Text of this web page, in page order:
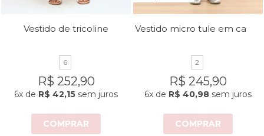
Vestido de tricoline
6
R$ 252,90
6x de R$ 42,15 sem juros
COMPRAR
2
R$ 245,90
6x de R$ 40,98 sem juros
COMPRAR